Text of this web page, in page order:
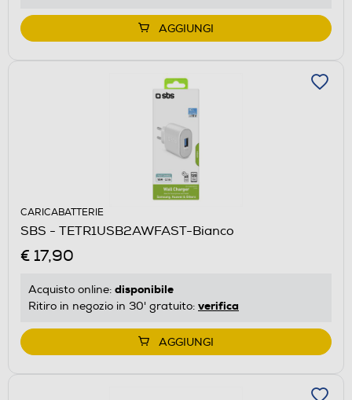
AGGIUNGI
CARICABATTERIE
SBS - TETR1USB2AWFAST-Bianco
€ 17,90
Acquisto online: disponibile
Ritiro in negozio in 30' gratuito: verifica
AGGIUNGI